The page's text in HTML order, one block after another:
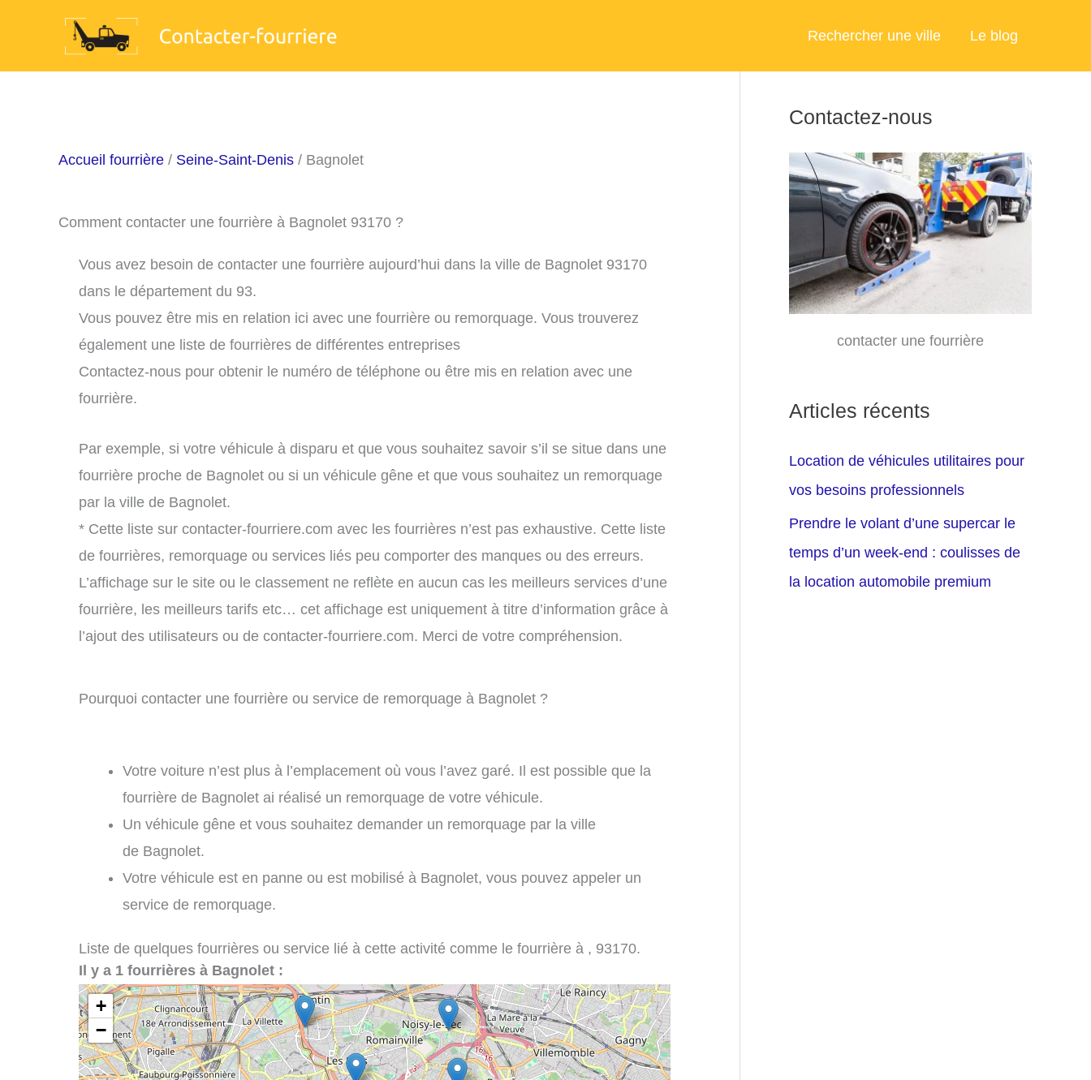
Rechercher une ville Le blog
Accueil fourrière / Seine-Saint-Denis / Bagnolet
Comment contacter une fourrière à Bagnolet 93170 ?
Vous avez besoin de contacter une fourrière aujourd’hui dans la ville de Bagnolet 93170
dans le département du 93.
Vous pouvez être mis en relation ici avec une fourrière ou remorquage. Vous trouverez
également une liste de fourrières de différentes entreprises
Contactez-nous pour obtenir le numéro de téléphone ou être mis en relation avec une
fourrière.
Par exemple, si votre véhicule à disparu et que vous souhaitez savoir s’il se situe dans une
fourrière proche de Bagnolet ou si un véhicule gêne et que vous souhaitez un remorquage
par la ville de Bagnolet.
* Cette liste sur contacter-fourriere.com avec les fourrières n’est pas exhaustive. Cette liste
de fourrières, remorquage ou services liés peu comporter des manques ou des erreurs.
L’affichage sur le site ou le classement ne reflète en aucun cas les meilleurs services d’une
fourrière, les meilleurs tarifs etc… cet affichage est uniquement à titre d’information grâce à
l’ajout des utilisateurs ou de contacter-fourriere.com. Merci de votre compréhension.
Pourquoi contacter une fourrière ou service de remorquage à Bagnolet ?
Votre voiture n’est plus à l’emplacement où vous l’avez garé. Il est possible que la
fourrière de Bagnolet ai réalisé un remorquage de votre véhicule.
Un véhicule gêne et vous souhaitez demander un remorquage par la ville
de Bagnolet.
Votre véhicule est en panne ou est mobilisé à Bagnolet, vous pouvez appeler un
service de remorquage.
Liste de quelques fourrières ou service lié à cette activité comme le fourrière à , 93170.
Il y a 1 fourrières à Bagnolet :
+
−
Contactez-nous
contacter une fourrière
Articles récents
Location de véhicules utilitaires pour
vos besoins professionnels
Prendre le volant d’une supercar le
temps d’un week-end : coulisses de
la location automobile premium